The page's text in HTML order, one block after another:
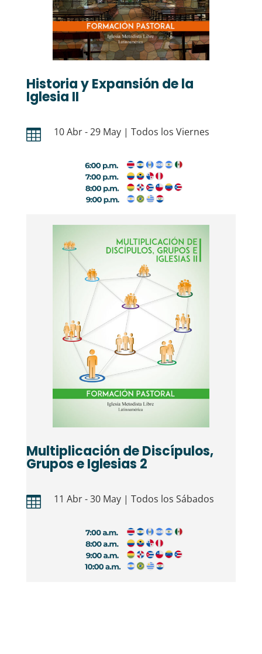
Historia y Expansión de la
Iglesia II
 10 Abr - 29 May | Todos los Viernes
Multiplicación de Discípulos,
Grupos e Iglesias 2
 11 Abr - 30 May | Todos los Sábados